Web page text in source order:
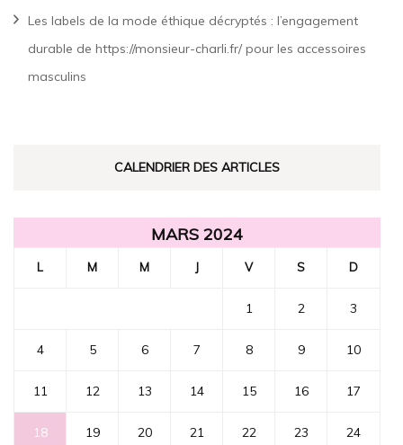
Les labels de la mode éthique décryptés : l’engagement
durable de https://monsieur-charli.fr/ pour les accessoires
masculins
CALENDRIER DES ARTICLES
MARS 2024
L M M J V S D
1 2 3
4 5 6 7 8 9 10
11 12 13 14 15 16 17
18 19 20 21 22 23 24